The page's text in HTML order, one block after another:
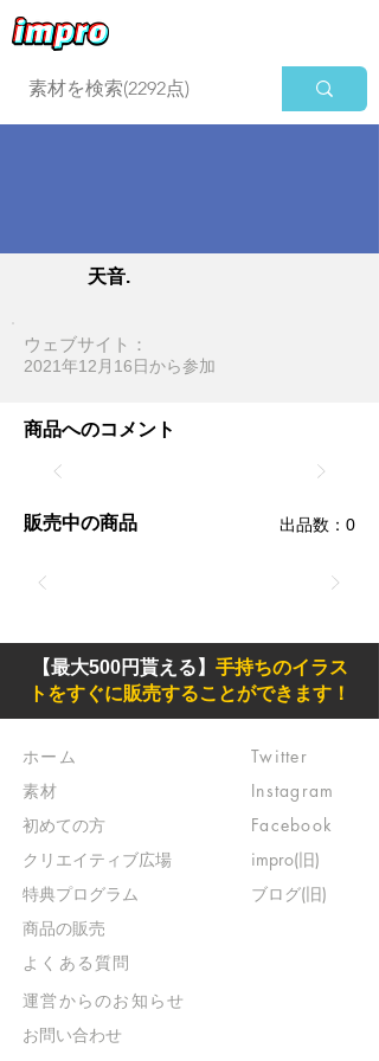
天音.
ウェブサイト：
2021年12月16日​から参加
商品へのコメント
販売中の商品 ​出品数：0
【最大500円貰える】 手持ちのイラス
トをすぐに販売することができます！
ホーム
素材
初めての方
​クリエイティブ広場
​特典プログラム
​商品の販売
よくある質問
Twitter
Instagram
Facebook
impro(旧)​
ブログ(旧)
​運営からのお知らせ
お問い合わせ